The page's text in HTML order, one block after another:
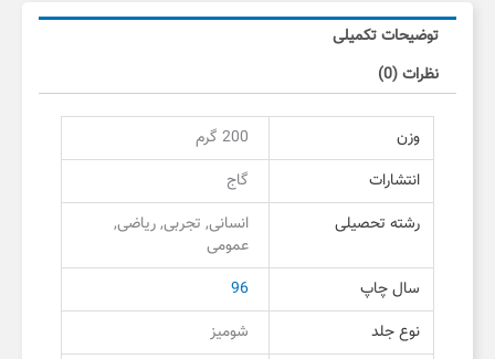
توضیحات تکمیلی
نظرات (0)
وزن
200 گرم
انتشارات
گاج
رشته تحصیلی
انسانی, تجربی, ریاضی,
عمومی
سال چاپ
96
نوع جلد
شومیز